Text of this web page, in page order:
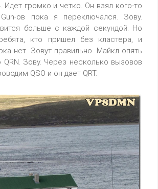
Идет громко и четко. Он взял кого-то
ов пока я переключался. Зову.
больше с каждой секундой. Но
кто пришел без кластера, и
нет. Зовут правильно. Майкл опять
QRN. Зову. Через несколько вызовов
QSO и он дает QRT.